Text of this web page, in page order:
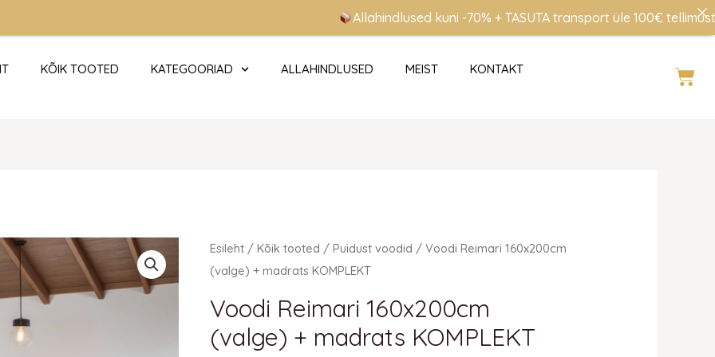
KÕIK TOOTED KATEGOORIAD ALLAHINDLUSED MEIST KONTAKT Cart
Esileht /Kõik tooted /Puidust voodid / Voodi Reimari 160x200cm
(valge) + madrats KOMPLEKT
Voodi Reimari 160x200cm
(valge) + madrats KOMPLEKT
Algne
hind
698 €.
Praegune
hind
on:
698 €.
Allahindlused kuni -70% + TASUTA transport üle 100€ tellimustele